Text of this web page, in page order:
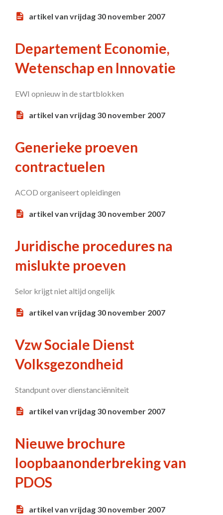
artikel van vrijdag 30 november 2007
Departement Economie,
Wetenschap en Innovatie
EWI opnieuw in de startblokken
artikel van vrijdag 30 november 2007
Generieke proeven
contractuelen
ACOD organiseert opleidingen
artikel van vrijdag 30 november 2007
Juridische procedures na
mislukte proeven
Selor krijgt niet altijd ongelijk
artikel van vrijdag 30 november 2007
Vzw Sociale Dienst
Volksgezondheid
Standpunt over dienstanciënniteit
artikel van vrijdag 30 november 2007
Nieuwe brochure
loopbaanonderbreking van
PDOS
artikel van vrijdag 30 november 2007